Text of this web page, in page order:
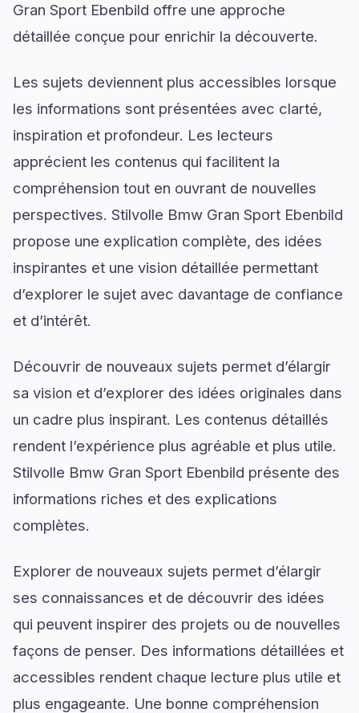
Gran Sport Ebenbild offre une approche
détaillée conçue pour enrichir la découverte.
Les sujets deviennent plus accessibles lorsque
les informations sont présentées avec clarté,
inspiration et profondeur. Les lecteurs
apprécient les contenus qui facilitent la
compréhension tout en ouvrant de nouvelles
perspectives. Stilvolle Bmw Gran Sport Ebenbild
propose une explication complète, des idées
inspirantes et une vision détaillée permettant
d’explorer le sujet avec davantage de confiance
et d’intérêt.
Découvrir de nouveaux sujets permet d’élargir
sa vision et d’explorer des idées originales dans
un cadre plus inspirant. Les contenus détaillés
rendent l’expérience plus agréable et plus utile.
Stilvolle Bmw Gran Sport Ebenbild présente des
informations riches et des explications
complètes.
Explorer de nouveaux sujets permet d’élargir
ses connaissances et de découvrir des idées
qui peuvent inspirer des projets ou de nouvelles
façons de penser. Des informations détaillées et
accessibles rendent chaque lecture plus utile et
plus engageante. Une bonne compréhension